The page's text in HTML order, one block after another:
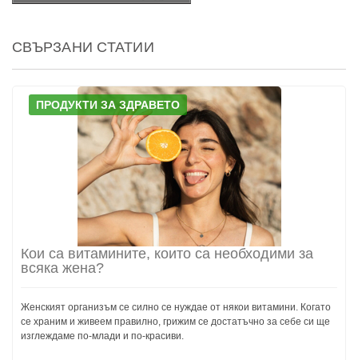
СВЪРЗАНИ СТАТИИ
ПРОДУКТИ ЗА ЗДРАВЕТО
Кои са витамините, които са необходими за
всяка жена?
Женският организъм се силно се нуждае от някои витамини. Когато
се храним и живеем правилно, грижим се достатъчно за себе си ще
изглеждаме по-млади и по-красиви.